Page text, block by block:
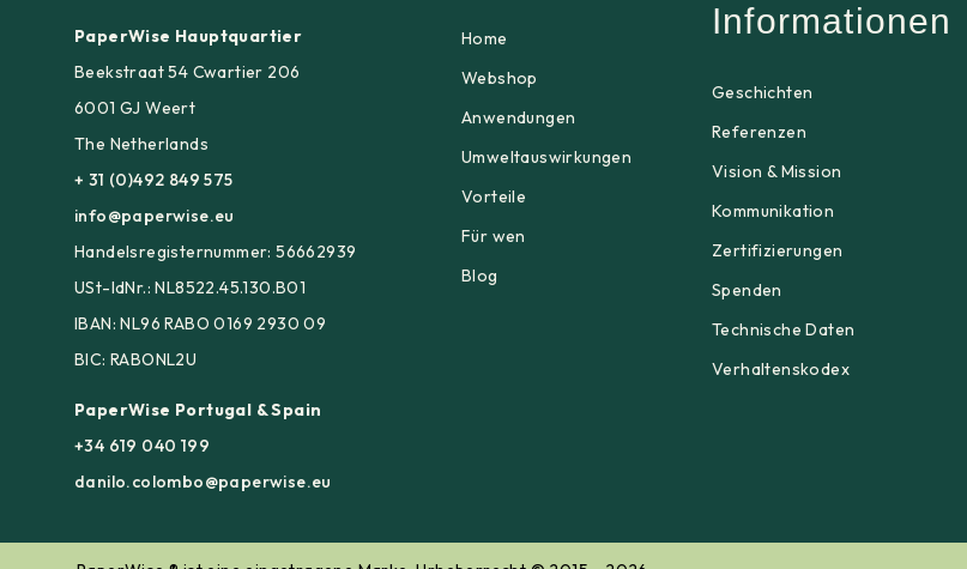
PaperWise Hauptquartier
Beekstraat 54 Cwartier 206
6001 GJ Weert
The Netherlands
+ 31 (0)492 849 575
info@paperwise.eu
Handelsregisternummer: 56662939
USt-IdNr.: NL8522.45.130.B01
IBAN: NL96 RABO 0169 2930 09
BIC: RABONL2U
PaperWise Portugal & Spain
+34 619 040 199
danilo.colombo@paperwise.eu
Home
Webshop
Anwendungen
Umweltauswirkungen
Vorteile
Für wen
Blog
Informationen
Geschichten
Referenzen
Vision & Mission
Kommunikation
Zertifizierungen
Spenden
Technische Daten
Verhaltenskodex